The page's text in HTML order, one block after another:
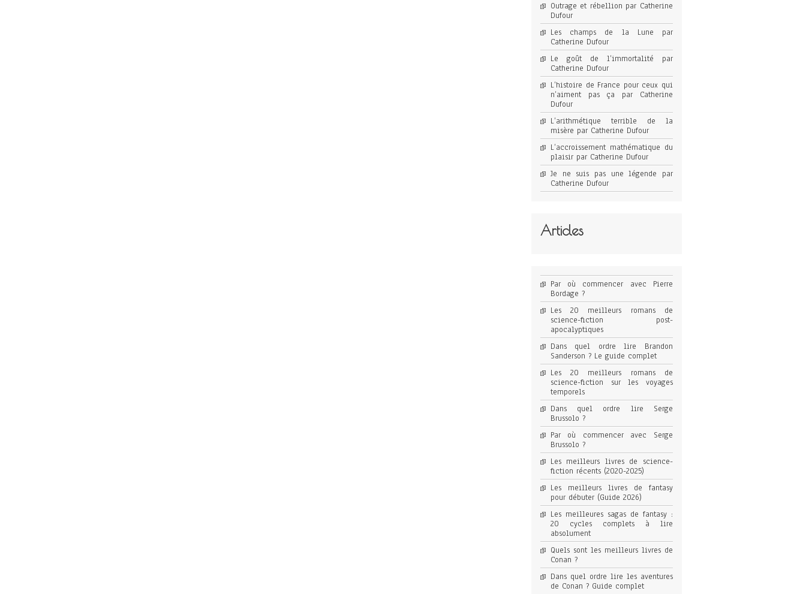
Outrage et rébellion par Catherine
Dufour
Les champs de la Lune par
Catherine Dufour
Le goût de l’immortalité par
Catherine Dufour
L’histoire de France pour ceux qui
n’aiment pas ça par Catherine
Dufour
L’arithmétique terrible de la
misère par Catherine Dufour
L’accroissement mathématique du
plaisir par Catherine Dufour
Je ne suis pas une légende par
Catherine Dufour
Articles
Par où commencer avec Pierre
Bordage ?
Les 20 meilleurs romans de
science-fiction post-
apocalyptiques
Dans quel ordre lire Brandon
Sanderson ? Le guide complet
Les 20 meilleurs romans de
science-fiction sur les voyages
temporels
Dans quel ordre lire Serge
Brussolo ?
Par où commencer avec Serge
Brussolo ?
Les meilleurs livres de science-
fiction récents (2020-2025)
Les meilleurs livres de fantasy
pour débuter (Guide 2026)
Les meilleures sagas de fantasy :
20 cycles complets à lire
absolument
Quels sont les meilleurs livres de
Conan ?
Dans quel ordre lire les aventures
de Conan ? Guide complet